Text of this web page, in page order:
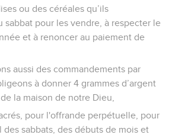
ou des céréales qu’ils
sabbat pour les vendre, à respecter le
et à renoncer au paiement de
aussi des commandements par
à donner 4 grammes d’argent
la maison de notre Dieu,
pour l'offrande perpétuelle, pour
sabbats, des débuts de mois et